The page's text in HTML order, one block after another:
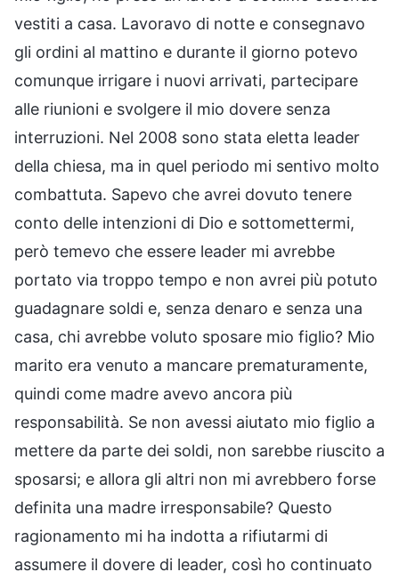
vestiti a casa. Lavoravo di notte e consegnavo
gli ordini al mattino e durante il giorno potevo
comunque irrigare i nuovi arrivati, partecipare
alle riunioni e svolgere il mio dovere senza
interruzioni. Nel 2008 sono stata eletta leader
della chiesa, ma in quel periodo mi sentivo molto
combattuta. Sapevo che avrei dovuto tenere
conto delle intenzioni di Dio e sottomettermi,
però temevo che essere leader mi avrebbe
portato via troppo tempo e non avrei più potuto
guadagnare soldi e, senza denaro e senza una
casa, chi avrebbe voluto sposare mio figlio? Mio
marito era venuto a mancare prematuramente,
quindi come madre avevo ancora più
responsabilità. Se non avessi aiutato mio figlio a
mettere da parte dei soldi, non sarebbe riuscito a
sposarsi; e allora gli altri non mi avrebbero forse
definita una madre irresponsabile? Questo
ragionamento mi ha indotta a rifiutarmi di
assumere il dovere di leader, così ho continuato